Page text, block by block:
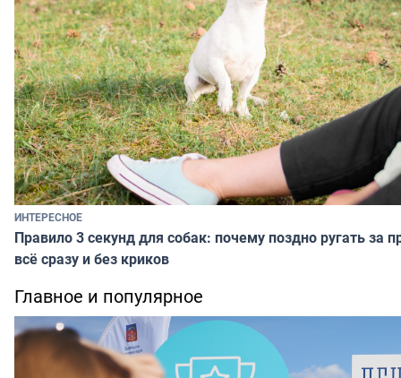
ИНТЕРЕСНОЕ
Правило 3 секунд для собак: почему поздно ругать за
всё сразу и без криков
Главное и популярное